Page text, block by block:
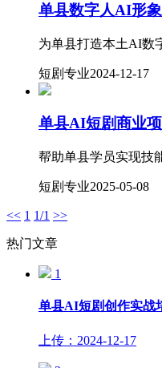
单县数字人AI形
为单县打造本土AI数
短剧专业2024-12-17
单县AI短剧商业
帮助单县学员实现技
短剧专业2025-05-08
<< 1 1/1 >>
热门文章
1
单县AI短剧创作实战
上传：2024-12-17